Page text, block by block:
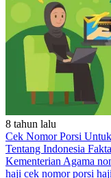
8 tahun lalu
Cek Nomor Porsi
Tentang Indonesia
Kementerian Agama
haji cek nomor porsi haji